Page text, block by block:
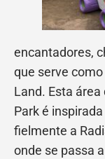
encantadores,
que serve
Land. Esta
Park é
fielmente a
onde se passa